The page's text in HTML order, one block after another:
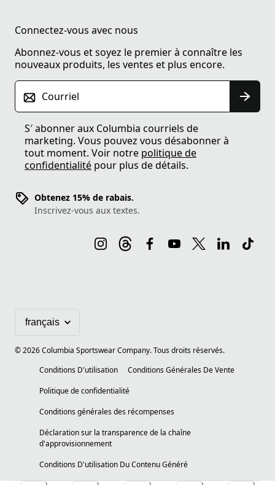
Connectez-vous avec nous
Abonnez-vous et soyez le premier à connaître les
nouveaux produits, les ventes et plus encore.
Courriel
S′ abonner aux Columbia courriels de
marketing. Vous pouvez vous désabonner à
tout moment. Voir notre politique de
confidentialité pour plus de détails.
Obtenez 15% de rabais.
Inscrivez-vous aux textes.
©2026Columbia Sportswear Company. Tous droits réservés.
Conditions D'utilisation
Conditions Générales De Vente
Politique de confidentialité
Conditions générales des récompenses
Déclaration sur la transparence de la chaîne
d'approvisionnement
Conditions D'utilisation Du Contenu Généré